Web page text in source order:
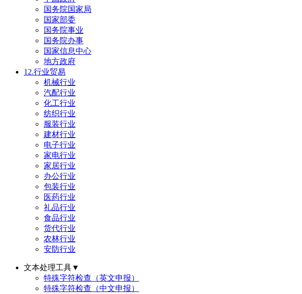
国务院国家局
国家部委
国务院事业
国务院办事
国家信息中心
地方政府
12.行业贸易
机械行业
汽配行业
化工行业
纺织行业
服装行业
建材行业
电子行业
家电行业
家居行业
办公行业
包装行业
医药行业
礼品行业
食品行业
货代行业
农林行业
安防行业
文本处理工具▼
特殊字符检查（英文申报）
特殊字符检查（中文申报）